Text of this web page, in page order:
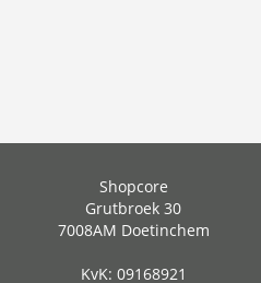
Shopcore
Grutbroek 30
7008AM Doetinchem
KvK: 09168921